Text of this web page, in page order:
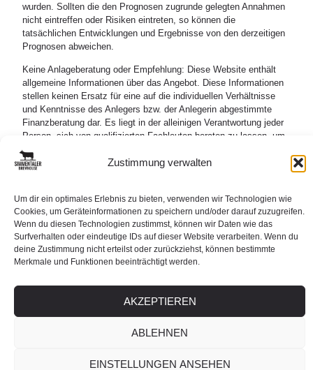
Zustimmung verwalten
Um dir ein optimales Erlebnis zu bieten, verwenden wir Technologien wie
Cookies, um Geräteinformationen zu speichern und/oder darauf zuzugreifen.
Wenn du diesen Technologien zustimmst, können wir Daten wie das
Surfverhalten oder eindeutige IDs auf dieser Website verarbeiten. Wenn du
deine Zustimmung nicht erteilst oder zurückziehst, können bestimmte
Merkmale und Funktionen beeinträchtigt werden.
AKZEPTIEREN
ABLEHNEN
EINSTELLUNGEN ANSEHEN
wurden. Sollten die den Prognosen zugrunde gelegten Annahmen
nicht eintreffen oder Risiken eintreten, so können die
tatsächlichen Entwicklungen und Ergebnisse von den derzeitigen
Prognosen abweichen.
Keine Anlageberatung oder Empfehlung: Diese Website enthält
allgemeine Informationen über das Angebot. Diese Informationen
stellen keinen Ersatz für eine auf die individuellen Verhältnisse
und Kenntnisse des Anlegers bzw. der Anlegerin abgestimmte
Finanzberatung dar. Es liegt in der alleinigen Verantwortung jeder
Person, sich von qualifizierten Fachleuten beraten zu lassen, um
die Eignung des Angebots und die damit verbundenen Risiken für
die eigene finanzielle Situation sowie die steuerlichen Folgen einer
Risiken: Eine Anlage in Aktien ist mit verschiedenen Risiken
verbunden, und es können Verluste bis zum gesamten
Anlagebetrag auftreten.